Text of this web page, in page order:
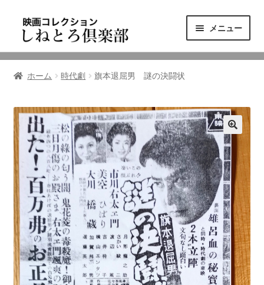
ゲ
シ
ン
へ
ス
キ
ッ
プ
テ
ツ
ス
キ
ッ
プ
メニュー
ニュース
東三河の映画館
しねとろ倶楽部について
リンクの旅
ホーム 時代劇 旗本退屈男 謎の決闘状